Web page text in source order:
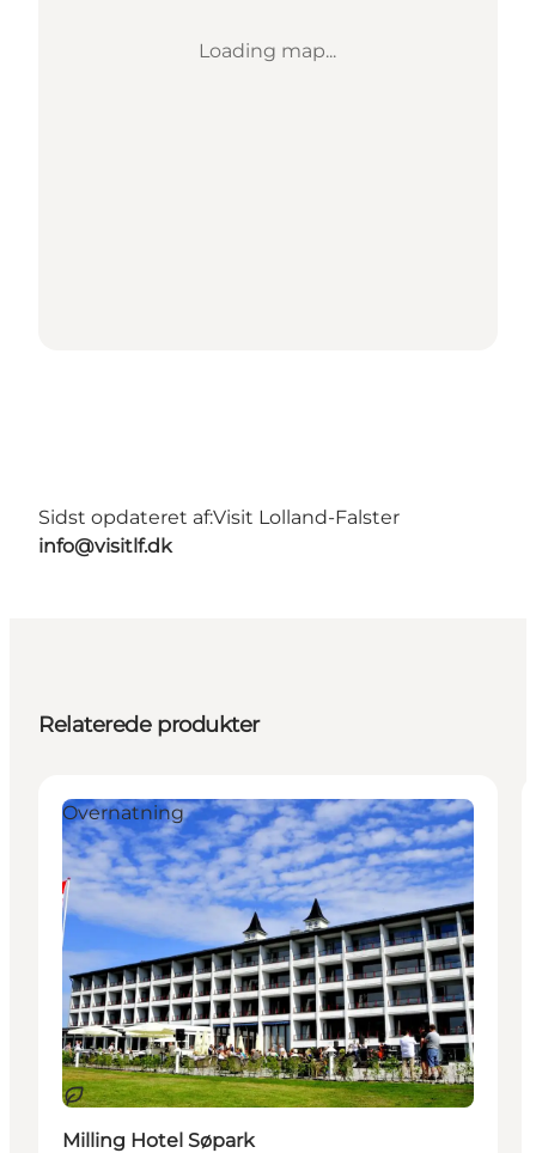
Loading map...
Sidst opdateret af:Visit Lolland-Falster
info@visitlf.dk
Relaterede produkter
Bæredygtige oplevelser
Overnatning
Milling Hotel Søpark